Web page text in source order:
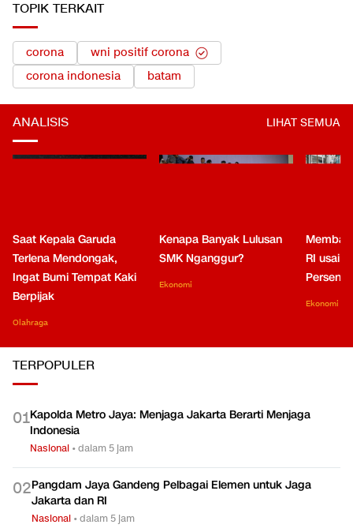
TOPIK TERKAIT
corona
wni positif corona
corona indonesia
batam
ANALISIS LIHAT SEMUA
Saat Kepala Garuda
Terlena Mendongak,
Ingat Bumi Tempat Kaki
Berpijak
Olahraga
Kenapa Banyak Lulusan
SMK Nganggur?
Ekonomi
RI usai
Persen
Ekonomi
TERPOPULER
01Kapolda Metro Jaya: Menjaga Jakarta Berarti Menjaga
Indonesia
Nasional •dalam 5 jam
02Pangdam Jaya Gandeng Pelbagai Elemen untuk Jaga
Jakarta dan RI
Nasional •dalam 5 jam